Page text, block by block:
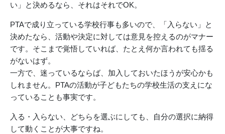
い」と決めるなら、それはそれでOK。
PTAで成り立っている学校行事も多いので、「入らない」と
決めたなら、活動や決定に対しては意見を控えるのがマナー
です。そこまで覚悟していれば、たとえ何か言われても揺る
がないはず。
一方で、迷っているならば、加入しておいたほうが安心かも
しれません。PTAの活動が子どもたちの学校生活の支えにな
っていることも事実です。
入る・入らない、どちらを選ぶにしても、自分の選択に納得
して動くことが大事ですね。